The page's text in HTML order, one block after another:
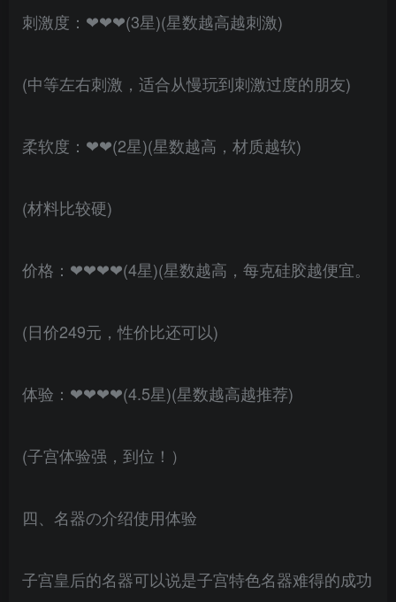
刺激度：❤❤❤(3星)(星数越高越刺激)
(中等左右刺激，适合从慢玩到刺激过度的朋友)
柔软度：❤❤(2星)(星数越高，材质越软)
(材料比较硬)
价格：❤❤❤❤(4星)(星数越高，每克硅胶越便宜。
(日价249元，性价比还可以)
体验：❤❤❤❤(4.5星)(星数越高越推荐)
(子宫体验强，到位！）
四、名器の介绍使用体验
子宫皇后的名器可以说是子宫特色名器难得的成功